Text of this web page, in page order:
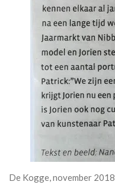
De Kogge, november 2018